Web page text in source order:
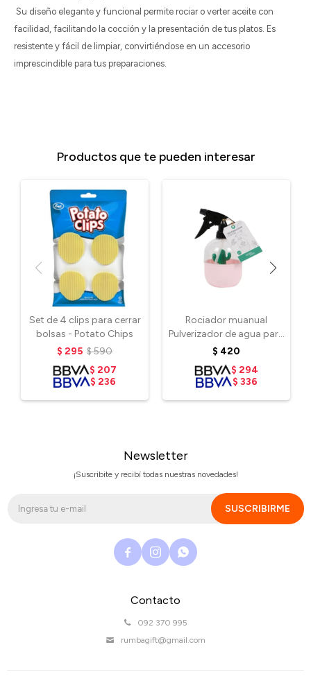
Su diseño elegante y funcional permite rociar o verter aceite con
facilidad, facilitando la cocción y la presentación de tus platos. Es
resistente y fácil de limpiar, convirtiéndose en un accesorio
imprescindible para tus preparaciones.
Productos que te pueden interesar
Set de 4 clips para cerrar
bolsas - Potato Chips
$ 295 $590
$ 207
$ 236
Rociador muanual
Pulverizador de agua para
plantas - Rosa
$ 420
$ 294
$ 336
Contacto
092 370 995
rumbagift@gmail.com
Newsletter
¡Suscribite y recibí todas nuestras novedades!
SUSCRIBIRME
  